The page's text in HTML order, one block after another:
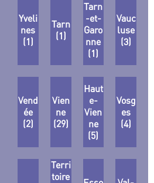
Yveli
nes
(1)
Tarn
(1)
Tarn
-et-
Garo
nne
(1)
Vauc
luse
(3)
Vend
ée
(2)
Vien
ne
(29)
Haut
e-
Vien
ne
(5)
Vosg
es
(4)
Terri
toire